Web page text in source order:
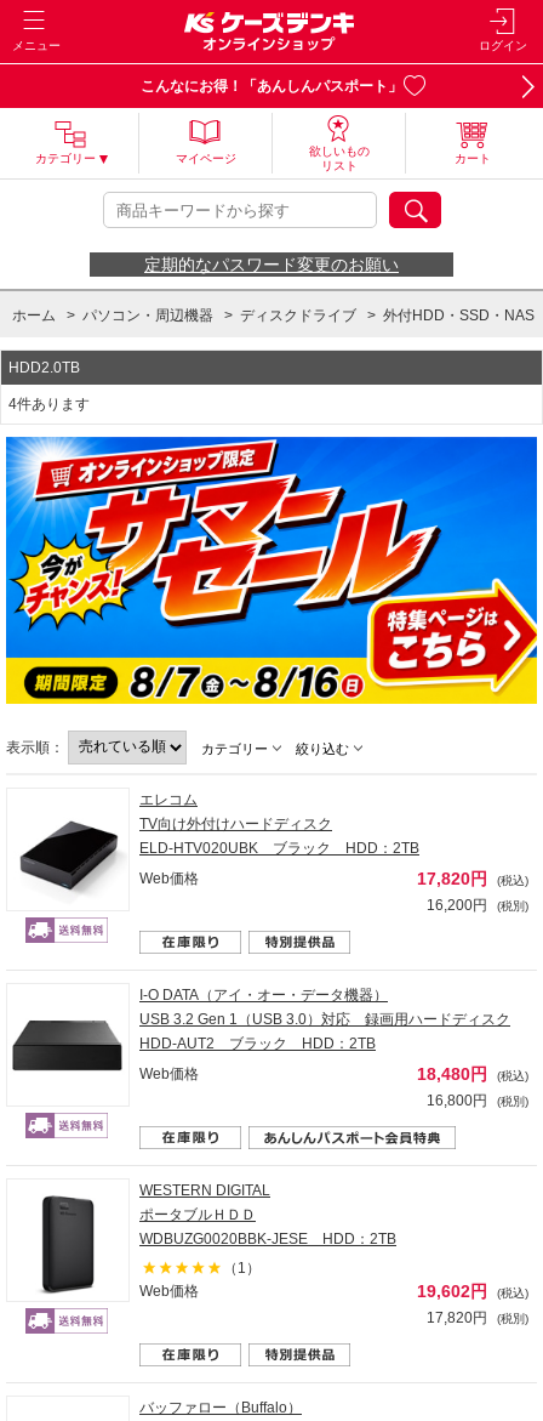
メニュー ログイン
こんなにお得！「あんしんパスポート」
カテゴリー マイページ
欲しいもの
リスト
カート
定期的なパスワード変更のお願い
ホーム > パソコン・周辺機器 > ディスクドライブ > 外付HDD・SSD・NAS
HDD2.0TB
4件あります
表示順： カテゴリー 絞り込む
エレコム
TV向け外付けハードディスク
ELD-HTV020UBK ブラック HDD：2TB
Web価格
17,820円 (税込)
16,200円 (税別)
I-O DATA（アイ・オー・データ機器）
USB 3.2 Gen 1（USB 3.0）対応 録画用ハードディスク
HDD-AUT2 ブラック HDD：2TB
Web価格
18,480円 (税込)
16,800円 (税別)
WESTERN DIGITAL
ポータブルＨＤＤ
WDBUZG0020BBK-JESE HDD：2TB
（1）
Web価格
19,602円 (税込)
17,820円 (税別)
バッファロー（Buffalo）